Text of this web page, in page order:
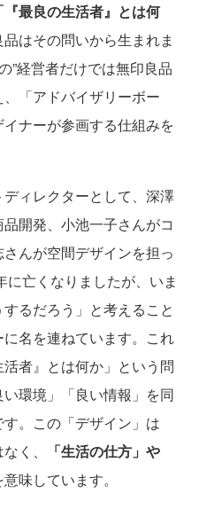
『最良の生活者』とは何
はその問いから生まれま
”経営者だけでは無印良品
「アドバイザリーボー
ナーが参画する仕組みを
ィレクターとして、深澤
開発、小池一子さんがコ
んが空間デザインを担っ
亡くなりましたが、いま
るだろう」と考えること
名を連ねています。これ
者』とは何か」という問
環境」「良い情報」を同
。この「デザイン」は
く、
「生活の仕方」や
意味しています。